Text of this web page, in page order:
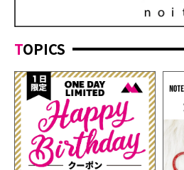
TOPICS